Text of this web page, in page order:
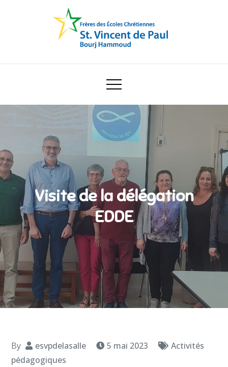
Ecole Saint Vincent de Paul
Visite de la délégation
EDDE
By esvpdelasalle 5 mai 2023
Activités
pédagogiques